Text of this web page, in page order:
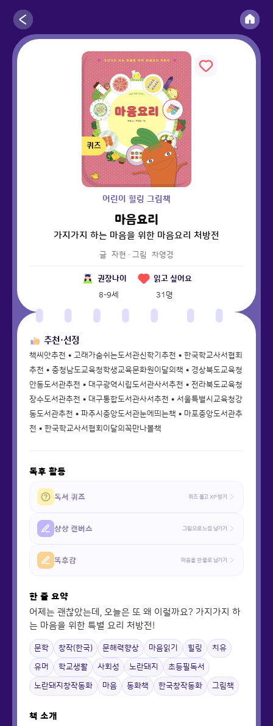
퀴즈
어린이 힐링 그림책
마음요리
가지가지 하는 마음을 위한 마음요리 처방전
글 자현 · 그림 차영경
권장나이
8-9세
읽고 싶어요
31 명
추천·선정
책씨앗추천 • 고래가숨쉬는도서관신학기추천 • 한국학교사서협회
추천 • 충청남도교육청학생교육문화원이달의책 • 경상북도교육청
안동도서관추천 • 대구광역시립도서관사서추천 • 전라북도교육청
장수도서관추천 • 대구통합도서관사서추천 • 서울특별시교육청강
동도서관추천 • 파주시중앙도서관눈에띄는책 • 마포중앙도서관추
천 • 한국학교사서협회이달의꼭만나볼책
독후 활동
독서 퀴즈 퀴즈 풀고 XP 받기
상상 캔버스 그림으로 느낌 남기기
똑후감 마음을 한 줄로 남기기
한 줄 요약
어제는 괜찮았는데, 오늘은 또 왜 이럴까요? 가지가지 하
는 마음을 위한 특별 요리 처방전!
문학 창작(한국) 문해력향상 마음읽기 힐링 치유
유머 학교생활 사회성 노란돼지 초등필독서
노란돼지창작동화 마음 동화책 한국창작동화 그림책
책 소개